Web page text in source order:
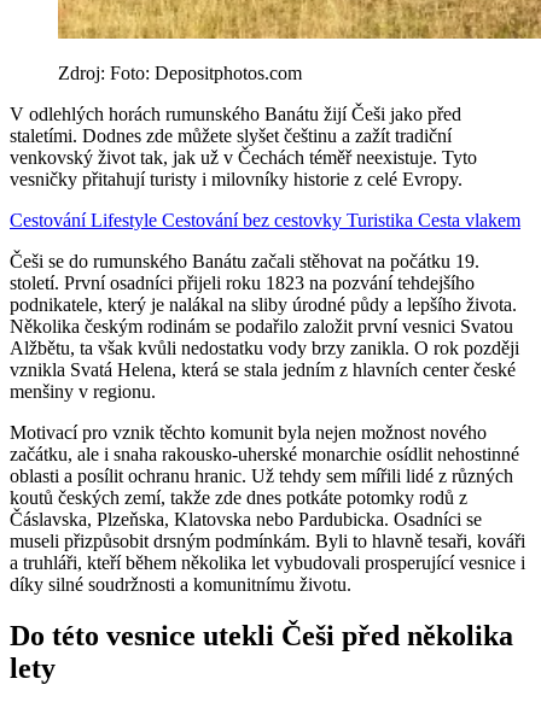
Zdroj: Foto: Depositphotos.com
V odlehlých horách rumunského Banátu žijí Češi jako před
staletími. Dodnes zde můžete slyšet češtinu a zažít tradiční
venkovský život tak, jak už v Čechách téměř neexistuje. Tyto
vesničky přitahují turisty i milovníky historie z celé Evropy.
CestováníLifestyle Cestování bez cestovky Turistika Cesta vlakem
Češi se do rumunského Banátu začali stěhovat na počátku 19.
století. První osadníci přijeli roku 1823 na pozvání tehdejšího
podnikatele, který je nalákal na sliby úrodné půdy a lepšího života.
Několika českým rodinám se podařilo založit první vesnici Svatou
Alžbětu, ta však kvůli nedostatku vody brzy zanikla. O rok později
vznikla Svatá Helena, která se stala jedním z hlavních center české
menšiny v regionu.
Motivací pro vznik těchto komunit byla nejen možnost nového
začátku, ale i snaha rakousko-uherské monarchie osídlit nehostinné
oblasti a posílit ochranu hranic. Už tehdy sem mířili lidé z různých
koutů českých zemí, takže zde dnes potkáte potomky rodů z
Čáslavska, Plzeňska, Klatovska nebo Pardubicka. Osadníci se
museli přizpůsobit drsným podmínkám. Byli to hlavně tesaři, kováři
a truhláři, kteří během několika let vybudovali prosperující vesnice i
díky silné soudržnosti a komunitnímu životu.
Do této vesnice utekli Češi před několika
lety